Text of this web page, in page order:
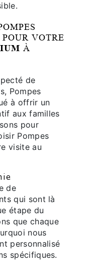
VOTRE
À
de
Pompes
à offrir un
aux familles
pour
Pompes
visite au
de
qui sont là
étape du
que chaque
nous
personnalisé
spécifiques.